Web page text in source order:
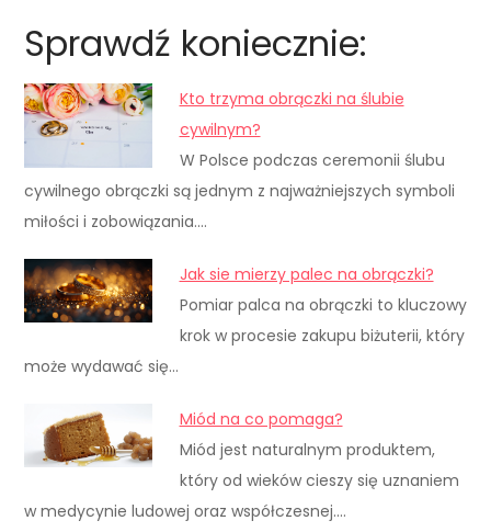
Sprawdź koniecznie:
Kto trzyma obrączki na ślubie
cywilnym?
W Polsce podczas ceremonii ślubu
cywilnego obrączki są jednym z najważniejszych symboli
miłości i zobowiązania.…
Jak sie mierzy palec na obrączki?
Pomiar palca na obrączki to kluczowy
krok w procesie zakupu biżuterii, który
może wydawać się…
Miód na co pomaga?
Miód jest naturalnym produktem,
który od wieków cieszy się uznaniem
w medycynie ludowej oraz współczesnej.…